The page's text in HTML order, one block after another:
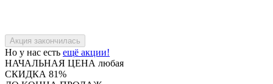
Но у нас есть ещё акции!
НАЧАЛЬНАЯ ЦЕНА любая
СКИДКА 81%